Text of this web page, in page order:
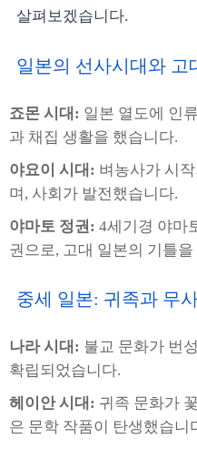
살펴보겠습니다.
일본의 선사시대와 고
죠몬 시대: 일본 열도에 인
과 채집 생활을 했습니다.
야요이 시대: 벼농사가 시
며, 사회가 발전했습니다.
야마토 정권: 4세기경 야마
권으로, 고대 일본의 기틀
중세 일본: 귀족과 무
나라 시대: 불교 문화가 번
확립되었습니다.
헤이안 시대: 귀족 문화가
은 문학 작품이 탄생했습니